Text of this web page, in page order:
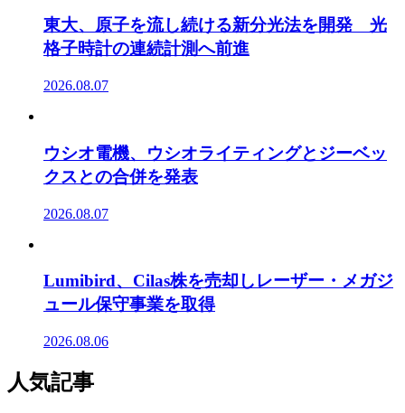
東大、原子を流し続ける新分光法を開発 光
格子時計の連続計測へ前進
2026.08.07
ウシオ電機、ウシオライティングとジーベッ
クスとの合併を発表
2026.08.07
Lumibird、Cilas株を売却しレーザー・メガジ
ュール保守事業を取得
2026.08.06
人気記事